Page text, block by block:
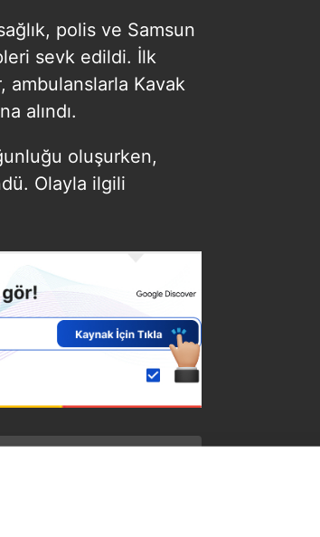
polis ve Samsun
sevk edildi. İlk
ambulanslarla Kavak
alındı.
oluşurken,
Olayla ilgili